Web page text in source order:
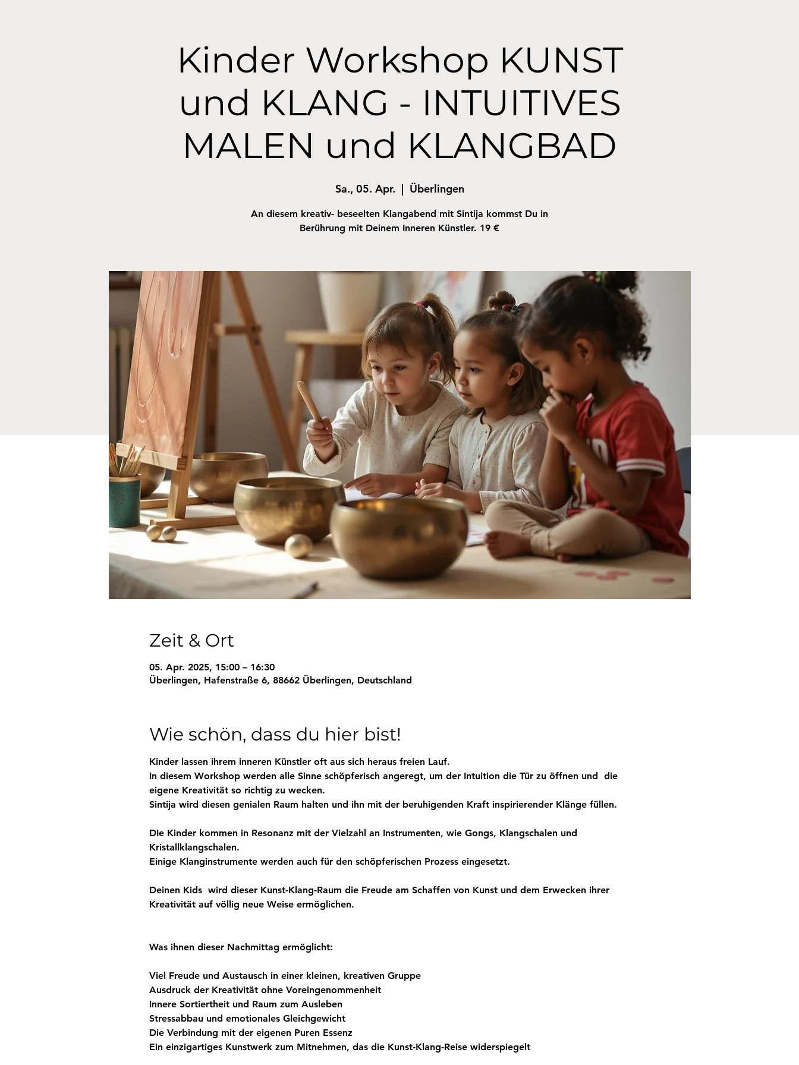
Kinder Workshop KUNST
und KLANG - INTUITIVES
MALEN und KLANGBAD
Sa., 05. Apr.
  |
Überlingen
An diesem kreativ- beseelten Klangabend mit Sintija kommst Du in
Berührung mit Deinem Inneren Künstler. 19 €
Zeit & Ort
05. Apr. 2025, 15:00 – 16:30
Überlingen, Hafenstraße 6, 88662 Überlingen, Deutschland
Wie schön, dass du hier bist!
Kinder lassen ihrem inneren Künstler oft aus sich heraus freien Lauf.
In diesem Workshop werden alle Sinne schöpferisch angeregt, um der Intuition die Tür zu öffnen und  die
eigene Kreativität so richtig zu wecken.
Sintija wird diesen genialen Raum halten und ihn mit der beruhigenden Kraft inspirierender Klänge füllen.
DIe Kinder kommen in Resonanz mit der Vielzahl an Instrumenten, wie Gongs, Klangschalen und
Kristallklangschalen.
Einige Klanginstrumente werden auch für den schöpferischen Prozess eingesetzt.
Deinen Kids  wird dieser Kunst-Klang-Raum die Freude am Schaffen von Kunst und dem Erwecken ihrer
Kreativität auf völlig neue Weise ermöglichen.
Was ihnen dieser Nachmittag ermöglicht:
Viel Freude und Austausch in einer kleinen, kreativen Gruppe
Ausdruck der Kreativität ohne Voreingenommenheit
Innere Sortiertheit und Raum zum Ausleben
Stressabbau und emotionales Gleichgewicht
Die Verbindung mit der eigenen Puren Essenz
Ein einzigartiges Kunstwerk zum Mitnehmen, das die Kunst-Klang-Reise widerspiegelt